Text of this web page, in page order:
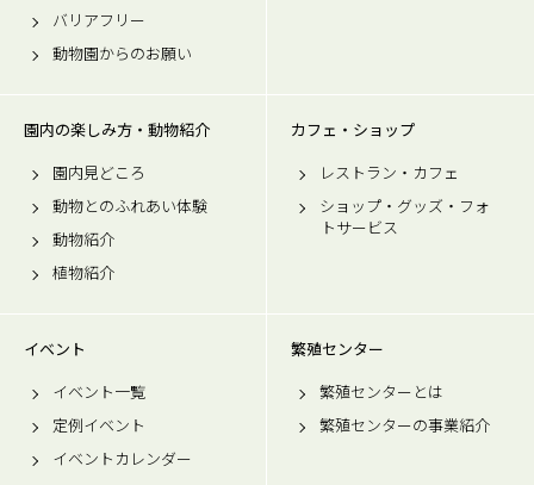
バリアフリー
動物園からのお願い
園内の楽しみ方・動物紹介
園内見どころ
動物とのふれあい体験
動物紹介
植物紹介
カフェ・ショップ
レストラン・カフェ
ショップ・グッズ・フォ
トサービス
イベント
イベント一覧
定例イベント
イベントカレンダー
繁殖センター
繁殖センターとは
繁殖センターの事業紹介